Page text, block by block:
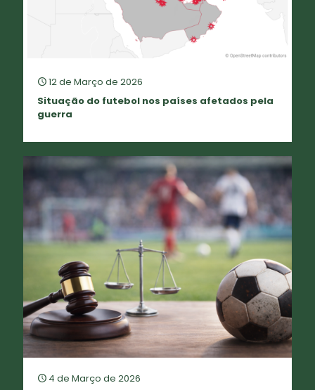
12 de Março de 2026
Situação do futebol nos países afetados pela
guerra
4 de Março de 2026